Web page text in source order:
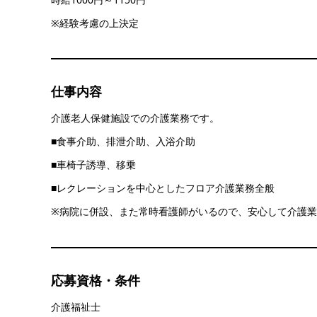
※経験考慮の上決定
仕事内容
介護老人保健施設での介護業務です。
■食事介助、排泄介助、入浴介助
■車椅子誘導、移乗
■レクレーションを中心としたフロア介護業務全般
※病院に併設、また常時看護師がいるので、安心して介護
応募資格・条件
介護福祉士